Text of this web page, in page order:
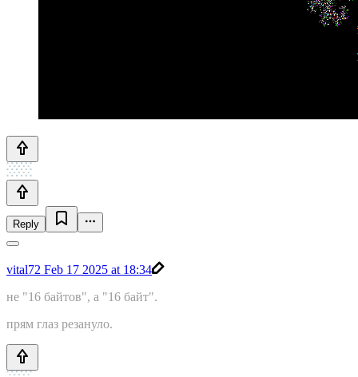
Reply
vital72 Feb 17 2025 at 18:34
не "16 байтов", а "16 байт".
прям глаз резануло.